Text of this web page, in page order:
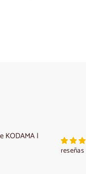
KODAMA |
reseñas